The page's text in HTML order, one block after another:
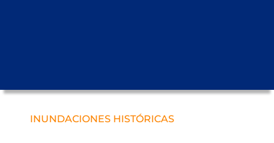
INUNDACIONES HISTÓRICAS